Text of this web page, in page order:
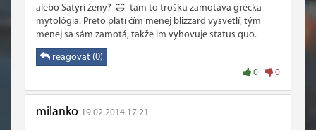
alebo Satyri ženy?
tam to trošku zamotáva grécka
mytológia. Preto platí čím menej blizzard vysvetlí, tým
menej sa sám zamotá, takže im vyhovuje status quo.
reagovat (0)
0 0
milanko 19.02.2014 17:21